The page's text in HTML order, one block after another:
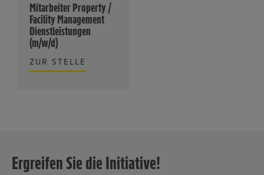
Mitarbeiter Property /
Facility Management
Dienstleistungen
(m/w/d)
ZUR STELLE
Ergreifen Sie die Initiative!